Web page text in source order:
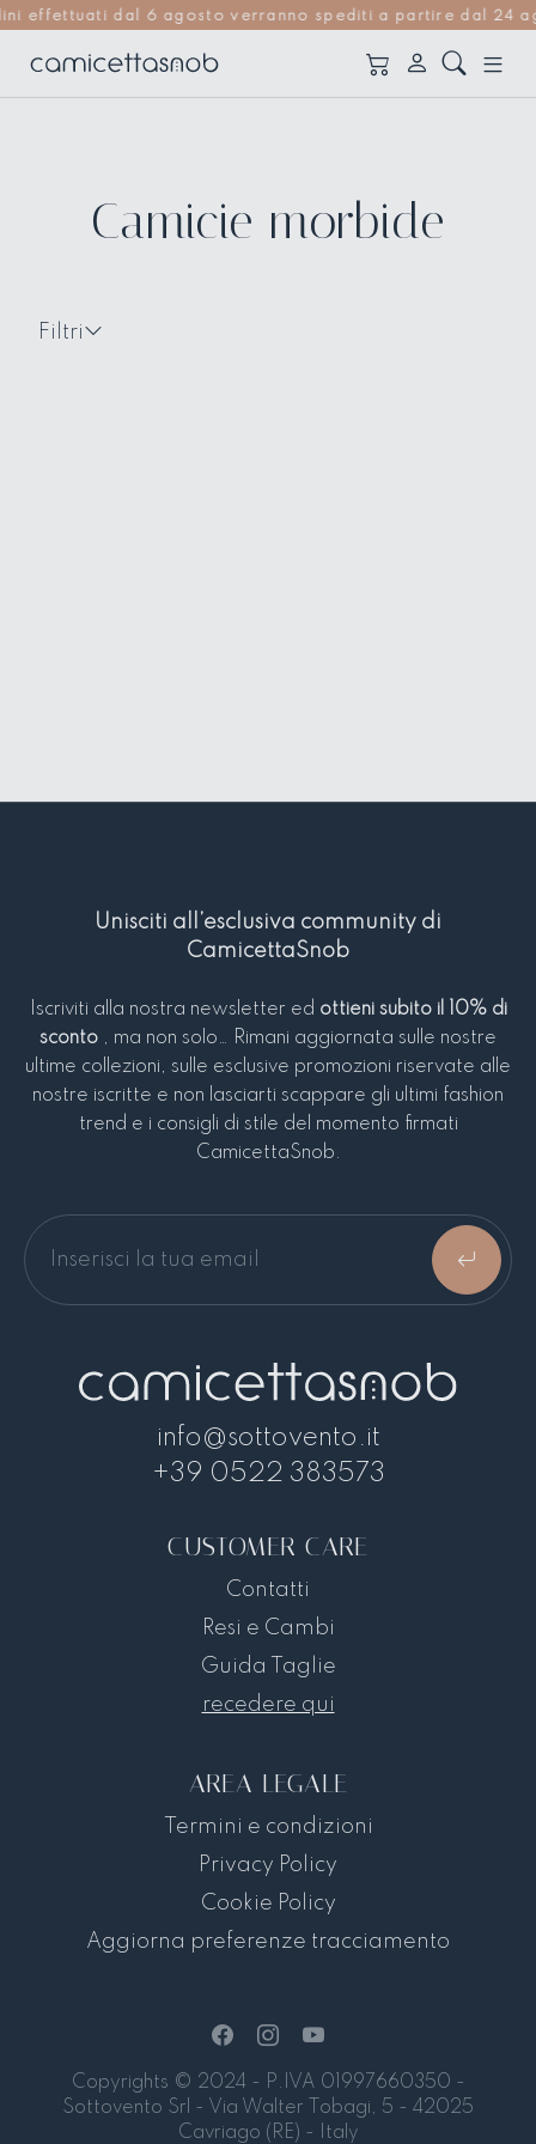
effettuati dal 6 agosto verranno spediti a partire dal 24
Entra nella
nostra Community
Iscriviti alla newsletter per ottenere subito
uno sconto del 10% sul prossimo ordine!
Iscriviti
Camicie morbide
Filtri
Unisciti all’esclusiva community di
CamicettaSnob
Iscriviti alla nostra newsletter ed ottieni subito il 10% di
sconto , ma non solo… Rimani aggiornata sulle nostre
ultime collezioni, sulle esclusive promozioni riservate alle
nostre iscritte e non lasciarti scappare gli ultimi fashion
trend e i consigli di stile del momento firmati
CamicettaSnob.
info@sottovento.it
+39 0522 383573
CUSTOMER CARE
Contatti
Resi e Cambi
Guida Taglie
recedere qui
AREA LEGALE
Termini e condizioni
Privacy Policy
Cookie Policy
Aggiorna preferenze tracciamento
Copyrights © 2024 - P.IVA 01997660350 -
Sottovento Srl - Via Walter Tobagi, 5 - 42025
Cavriago (RE) - Italy